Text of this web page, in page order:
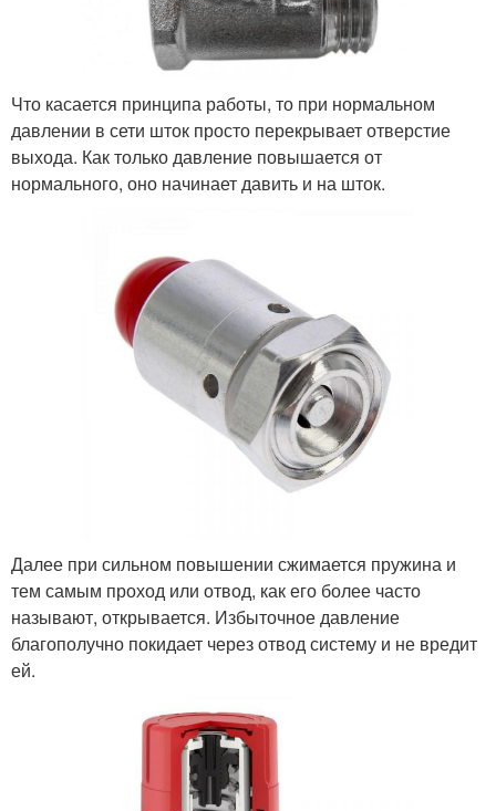
Что касается принципа работы, то при нормальном
давлении в сети шток просто перекрывает отверстие
выхода. Как только давление повышается от
нормального, оно начинает давить и на шток.
Далее при сильном повышении сжимается пружина и
тем самым проход или отвод, как его более часто
называют, открывается. Избыточное давление
благополучно покидает через отвод систему и не вредит
ей.